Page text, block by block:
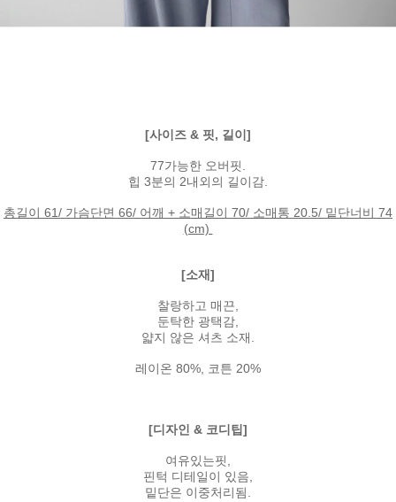
[사이즈 & 핏, 길이]
77가능한 오버핏.
힙 3분의 2내외의 길이감.
총길이 61/ 가슴단면 66/ 어깨 + 소매길이 70/ 소매통 20.5/ 밑단너비 74
(cm)
[소재]
찰랑하고 매끈,
둔탁한 광택감,
얇지 않은 셔츠 소재.
레이온 80%, 코튼 20%
[디자인 & 코디팁]
여유있는핏,
핀턱 디테일이 있음,
밑단은 이중처리됨.